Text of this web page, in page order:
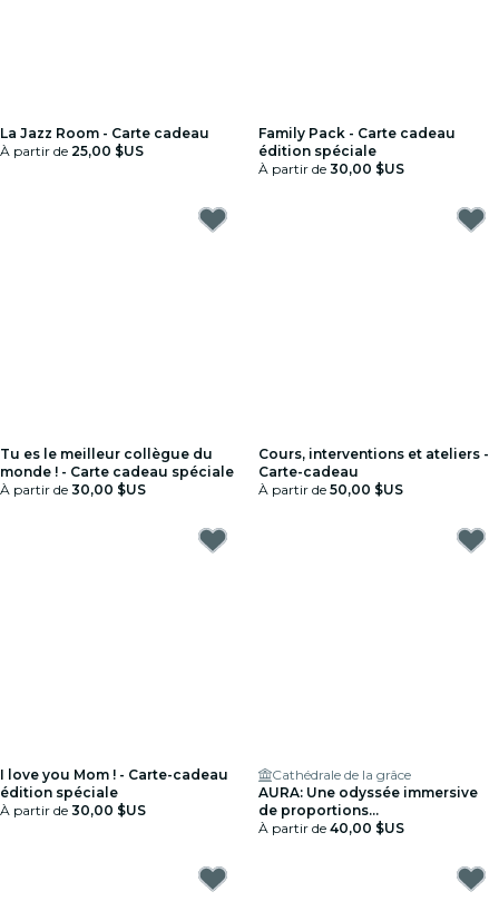
La Jazz Room - Carte cadeau
À partir de 25,00 $US
Family Pack - Carte cadeau
édition spéciale
À partir de 30,00 $US
Tu es le meilleur collègue du
monde ! - Carte cadeau spéciale
À partir de 30,00 $US
Cours, interventions et ateliers -
Carte-cadeau
À partir de 50,00 $US
I love you Mom ! - Carte-cadeau
édition spéciale
À partir de 30,00 $US
Cathédrale de la grâce
AURA: Une odyssée immersive
de proportions
impressionnantes - Carte-
À partir de 40,00 $US